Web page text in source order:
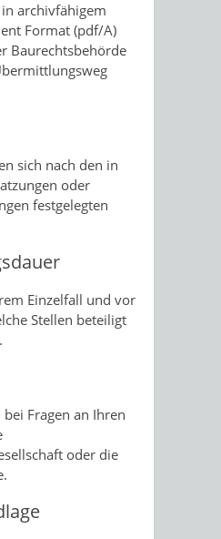
archivfähigem
Format (pdf/A)
Baurechtsbehörde
sich nach den in
oder
festgelegten
Einzelfall und vor
Stellen beteiligt
Fragen an Ihren
oder die